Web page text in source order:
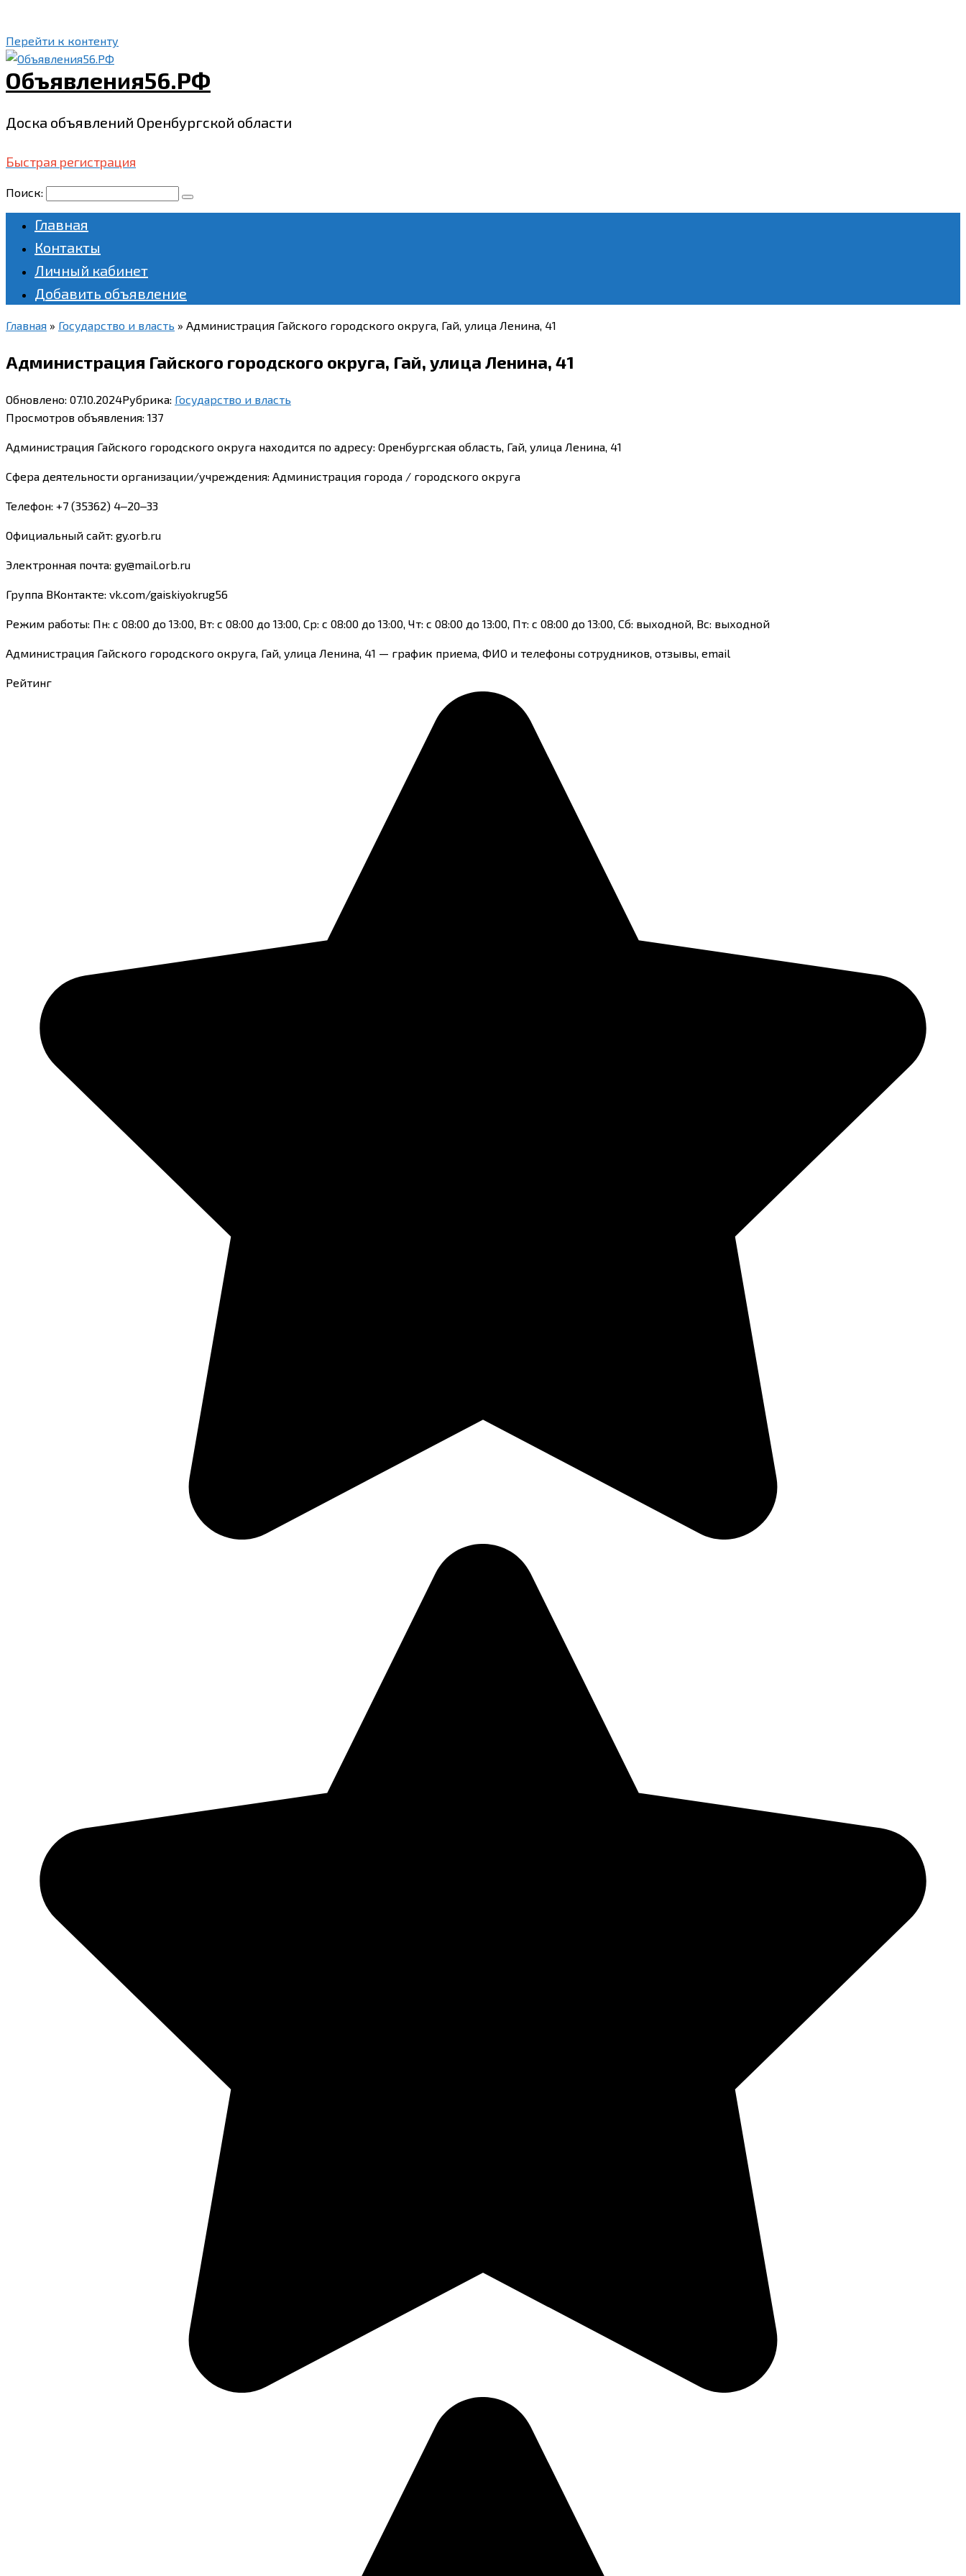
Перейти к контенту
Объявления56.РФ
Доска объявлений Оренбургской области
Быстрая регистрация
Поиск:
Главная
Контакты
Личный кабинет
Добавить объявление
Главная » Государство и власть » Администрация Гайского городского округа, Гай, улица Ленина, 41
Администрация Гайского городского округа, Гай, улица Ленина, 41
Обновлено: 07.10.2024Рубрика: Государство и власть
Просмотров объявления: 137
Администрация Гайского городского округа находится по адресу: Оренбургская область, Гай, улица Ленина, 41
Сфера деятельности организации/учреждения: Администрация города / городского округа
Телефон: +7 (35362) 4‒20‒33
Официальный сайт: gy.orb.ru
Электронная почта: gy@mail.orb.ru
Группа ВКонтакте: vk.com/gaiskiyokrug56
Режим работы: Пн: с 08:00 до 13:00, Вт: с 08:00 до 13:00, Ср: с 08:00 до 13:00, Чт: с 08:00 до 13:00, Пт: с 08:00 до 13:00, Сб: выходной, Вс: выходной
Администрация Гайского городского округа, Гай, улица Ленина, 41 — график приема, ФИО и телефоны сотрудников, отзывы, email
Рейтинг